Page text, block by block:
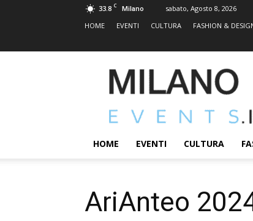
33.8 C Milano sabato, Agosto 8, 2026
HOME
EVENTI CULTURA FASHION &
|
2.0
ed
Eventi
HOME EVENTI CULTURA
AriAnteo